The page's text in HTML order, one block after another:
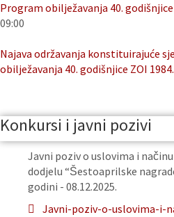
Program obilježavanja 40. godišnjice
09:00
Najava održavanja konstituirajuće
obilježavanja 40. godišnjice ZOI
Konkursi i javni pozivi
Javni poziv o uslovima i
dodjelu “Šestoaprilske
godini - 08.12.2025.
Javni-poziv-o-uslovima-i-